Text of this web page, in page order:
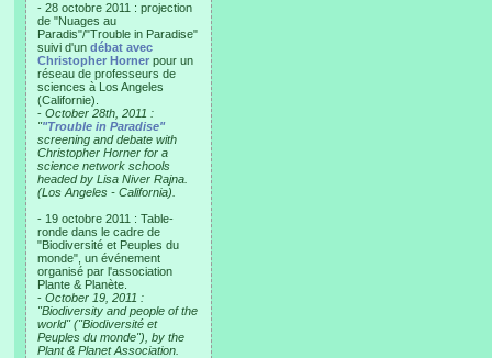
- 28 octobre 2011 : projection
de "Nuages au
Paradis"/"Trouble in Paradise"
suivi d'un débat avec
Christopher Horner pour un
réseau de professeurs de
sciences à Los Angeles
(Californie).
- October 28th, 2011 :
""Trouble in Paradise"
screening and debate with
Christopher Horner for a
science network schools
headed by Lisa Niver Rajna.
(Los Angeles - California).
- 19 octobre 2011 : Table-
ronde dans le cadre de
"Biodiversité et Peuples du
monde", un événement
organisé par l'association
Plante & Planète.
- October 19, 2011 :
"Biodiversity and people of the
world" ("Biodiversité et
Peuples du monde"), by the
Plant & Planet Association.